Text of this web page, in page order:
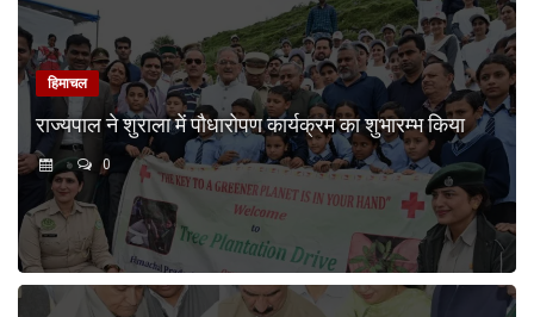
हिमाचल
राज्यपाल ने शुराला में पौधारोपण कार्यक्रम का शुभारम्भ किया
0